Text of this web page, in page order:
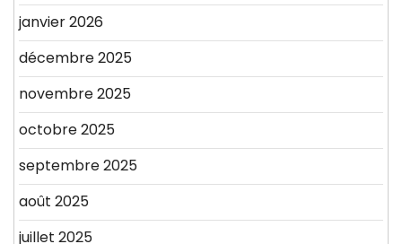
janvier 2026
décembre 2025
novembre 2025
octobre 2025
septembre 2025
août 2025
juillet 2025